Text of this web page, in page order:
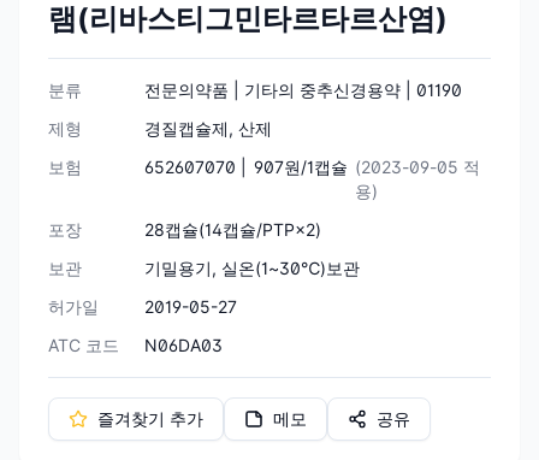
램(리바스티그민타르타르산염)
분류
전문의약품 | 기타의 중추신경용약 | 01190
제형
경질캡슐제, 산제
보험
652607070 | 907원/1캡슐 (2023-09-05 적
용)
포장
28캡슐(14캡슐/PTP×2)
보관
기밀용기, 실온(1~30℃)보관
허가일
2019-05-27
ATC 코드
N06DA03
즐겨찾기 추가 메모 공유